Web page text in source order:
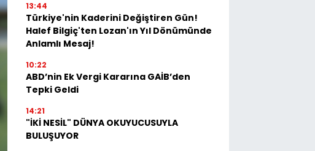
13:44
Türkiye'nin Kaderini Değiştiren Gün!
Halef Bilgiç'ten Lozan'ın Yıl Dönümünde
Anlamlı Mesaj!
10:22
ABD’nin Ek Vergi Kararına GAİB’den
Tepki Geldi
14:21
"İKİ NESİL" DÜNYA OKUYUCUSUYLA
BULUŞUYOR